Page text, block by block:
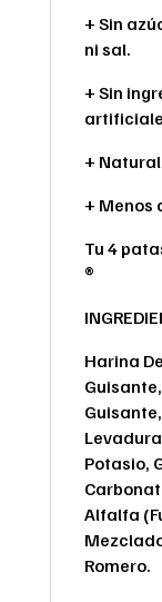
+ Sin
ni sal.
+ Sin
+
+ Menos
Tu 4
®
Harina
Potasio,
Alfalfa
Romero.